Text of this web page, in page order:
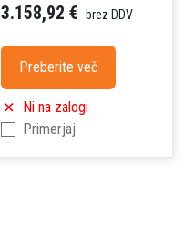
3.158,92 € brez DDV
Preberite več
Ni na zalogi
Primerjaj